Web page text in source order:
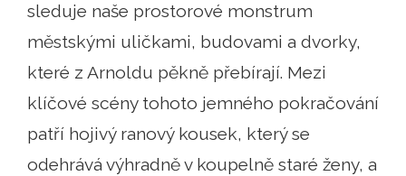
sleduje naše prostorové monstrum
městskými uličkami, budovami a dvorky,
které z Arnoldu pěkně přebírají. Mezi
klíčové scény tohoto jemného pokračování
patří hojivý ranový kousek, který se
odehrává výhradně v koupelně staré ženy, a